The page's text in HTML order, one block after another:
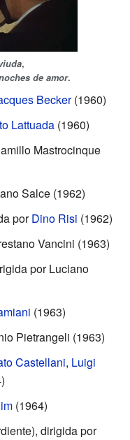
,
de amor.
Becker(1960)
Lattuada (1960)
Mastrocinque
Salce (1962)
porDino Risi (1962)
Vancini (1963)
por Luciano
(1963)
Pietrangeli (1963)
Castellani, Luigi
(1964)
dirigida por